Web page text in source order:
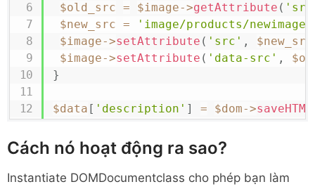
$old_src = $image->getAttribute (
$new_src =
'image/products/
$image->setAttribute ( 'src' , $new_src
$image->setAttribute ( 'data-src' ,
}
$data [ 'description' ] = $dom->saveHTML
Cách nó hoạt động ra sao?
Instantiate DOMDocumentclass cho phép bạn làm